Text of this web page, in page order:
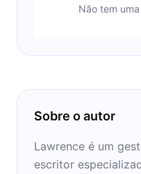
Não tem
Sobre o autor
Lawrence é um
escritor